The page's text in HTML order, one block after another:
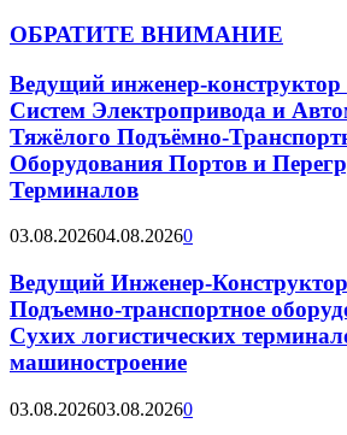
ОБРАТИТЕ ВНИМАНИЕ
Ведущий инженер-
Систем Электропривода и
Тяжёлого Подъёмно-
Оборудования Портов и
Терминалов
03.08.202604.08.20260
Ведущий Инженер-
Подъемно-транспортное
Сухих логистических
машиностроение
03.08.202603.08.20260